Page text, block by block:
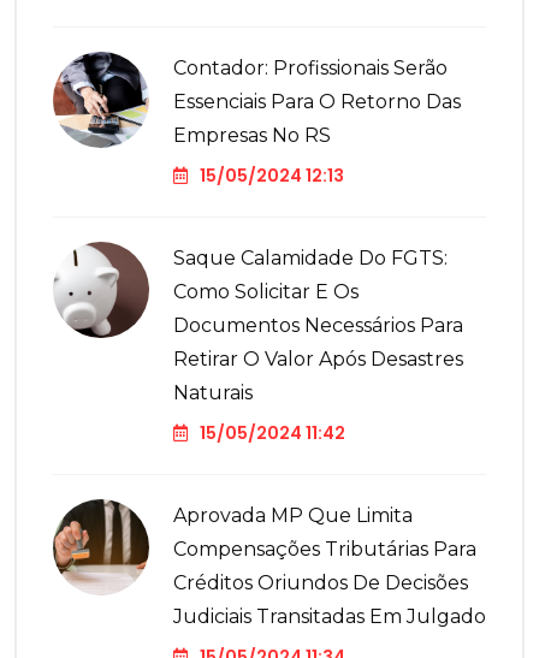
Contador: Profissionais Serão
Essenciais Para O Retorno Das
Empresas No RS
15/05/2024 12:13
Saque Calamidade Do FGTS:
Como Solicitar E Os
Documentos Necessários Para
Retirar O Valor Após Desastres
Naturais
15/05/2024 11:42
Aprovada MP Que Limita
Compensações Tributárias Para
Créditos Oriundos De Decisões
Judiciais Transitadas Em Julgado